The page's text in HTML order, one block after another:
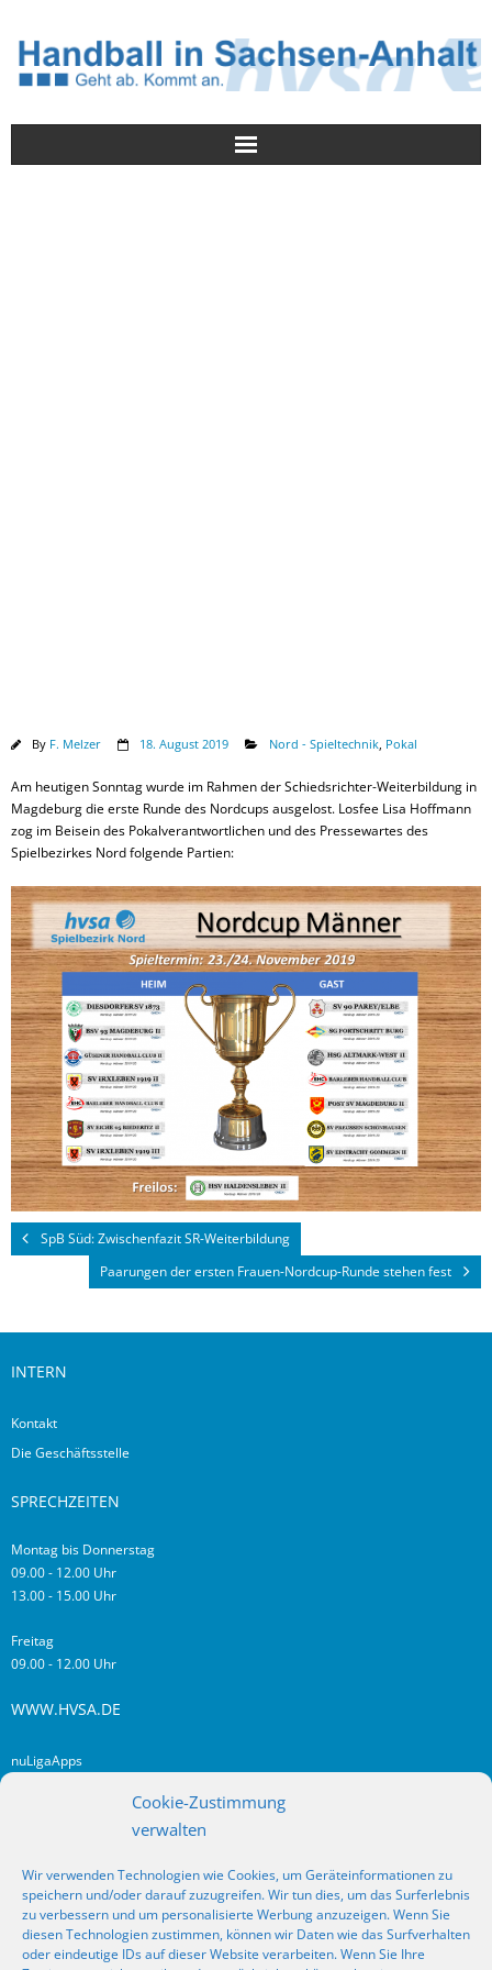
Cookie-Zustimmung
verwalten
Wir verwenden Technologien wie Cookies, um Geräteinformationen zu
speichern und/oder darauf zuzugreifen. Wir tun dies, um das Surferlebnis
zu verbessern und um personalisierte Werbung anzuzeigen. Wenn Sie
diesen Technologien zustimmen, können wir Daten wie das Surfverhalten
oder eindeutige IDs auf dieser Website verarbeiten. Wenn Sie Ihre
By F. Melzer 18. August 2019 Nord - Spieltechnik Pokal
Am heutigen Sonntag wurde im Rahmen der Schiedsrichter-Weiterbildung in
Magdeburg die erste Runde des Nordcups ausgelost. Losfee Lisa Hoffmann
zog im Beisein des Pokalverantwortlichen und des Pressewartes des
Spielbezirkes Nord folgende Partien:
SpB Süd: Zwischenfazit SR-Weiterbildung
Paarungen der ersten Frauen-Nordcup-Runde stehen fest
INTERN
Kontakt
Die Geschäftsstelle
SPRECHZEITEN
Montag bis Donnerstag
09.00 - 12.00 Uhr
13.00 - 15.00 Uhr
Freitag
09.00 - 12.00 Uhr
WWW.HVSA.DE
nuLigaApps
RSS
Fragen? Kontakt!